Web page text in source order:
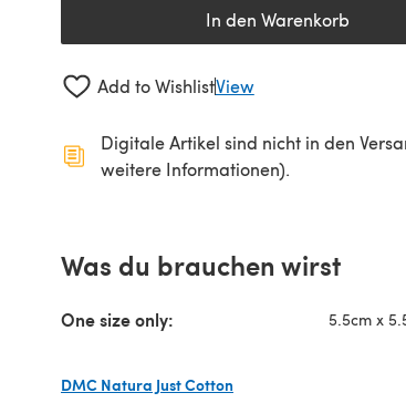
In den Warenkorb
Add to WishlistView
Digitale Artikel sind nicht in den
weitere Informationen).
Was du brauchen wirst
One size only: 5.5cm x
DMC Natura Just Cotton